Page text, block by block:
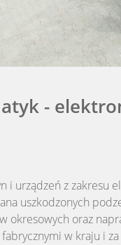
-
i urządzeń z zakresu
uszkodzonych
okresowych oraz
w kraju i